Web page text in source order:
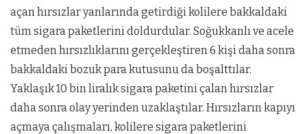
açan hırsızlar yanlarında getirdiği kolilere bakkaldaki
tüm sigara paketlerini doldurdular. Soğukkanlı ve acele
etmeden hırsızlıklarını gerçekleştiren 6 kişi daha sonra
bakkaldaki bozuk para kutusunu da boşalttılar.
Yaklaşık 10 bin liralık sigara paketini çalan hırsızlar
daha sonra olay yerinden uzaklaştılar. Hırsızların kapıyı
açmaya çalışmaları, kolilere sigara paketlerini